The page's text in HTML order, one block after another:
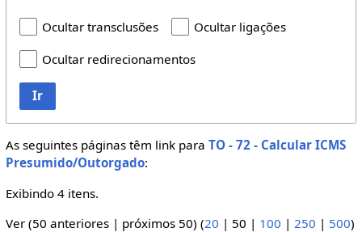
Ocultar transclusões
Ocultar ligações
Ocultar redirecionamentos
Ir
As seguintes páginas têm link para TO - 72 - Calcular ICMS
Presumido/Outorgado:
Exibindo 4 itens.
Ver (50 anteriores| próximos 50) (20 | 50 | 100 | 250 | 500)